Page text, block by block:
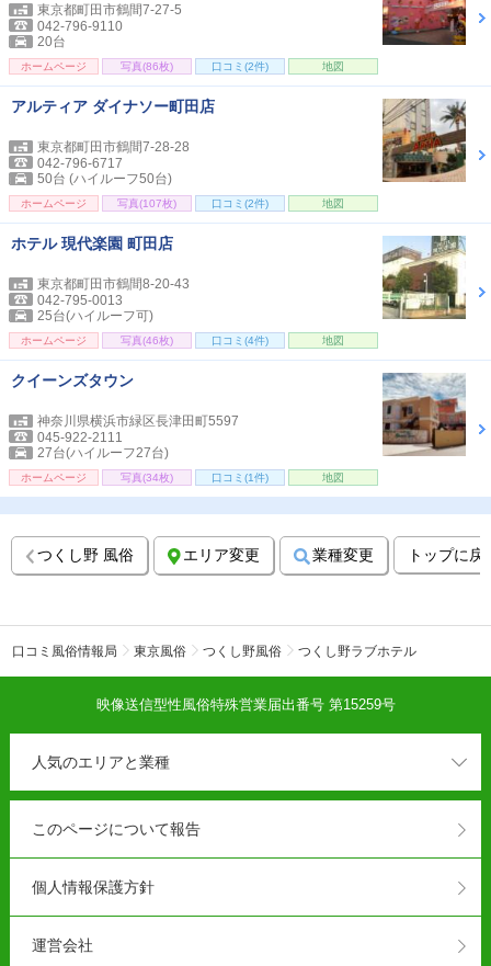
東京都町田市鶴間7-27-5
042-796-9110
20台
ホームページ 写真(86枚) 口コミ(2件) 地図
アルティア ダイナソー町田店
東京都町田市鶴間7-28-28
042-796-6717
50台 (ハイルーフ50台)
ホームページ 写真(107枚) 口コミ(2件) 地図
ホテル 現代楽園 町田店
東京都町田市鶴間8-20-43
042-795-0013
25台(ハイルーフ可)
ホームページ 写真(46枚) 口コミ(4件) 地図
クイーンズタウン
神奈川県横浜市緑区長津田町5597
045-922-2111
27台(ハイルーフ27台)
ホームページ 写真(34枚) 口コミ(1件) 地図
つくし野 風俗 エリア変更 業種変更 トップに戻
口コミ風俗情報局 東京風俗 つくし野風俗 つくし野ラブホテル
映像送信型性風俗特殊営業届出番号 第15259号
人気のエリアと業種
このページについて報告
個人情報保護方針
運営会社